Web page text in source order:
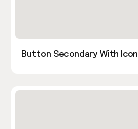
Button Secondary With Icon